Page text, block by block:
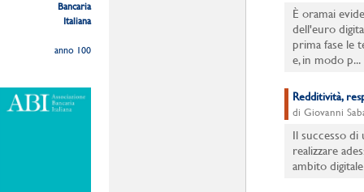
Bancaria
Italiana
anno 100
È oramai
dell'euro
prima fase le
e, in modo p...
Redditività,
di Giovanni
Il successo di
realizzare
ambito